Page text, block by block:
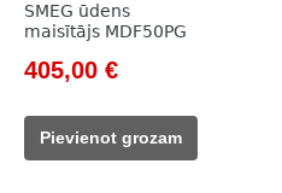
SMEG ūdens
maisītājs MDF50PG
Original
was:
594,00 €.
405,00 €Current
405,00 €.
Pievienot grozam